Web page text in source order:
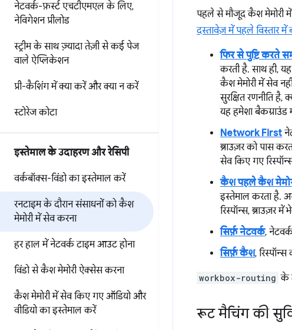
नेटवर्क-फ़र्स्ट एचटीएमएल के लिए,
नेविगेशन प्रीलोड
स्ट्रीम के साथ ज़्यादा तेज़ी से कई पेज
वाले ऐप्लिकेशन
प्री-कैशिंग में क्या करें और क्या न करें
स्टोरेज कोटा
इस्तेमाल के उदाहरण और रेसिपी
वर्कबॉक्स-विंडो का इस्तेमाल करें
रनटाइम के दौरान संसाधनों को कैश
मेमोरी में सेव करना
हर हाल में नेटवर्क टाइम आउट होना
विंडो से कैश मेमोरी ऐक्सेस करना
कैश मेमोरी में सेव किए गए ऑडियो और
वीडियो का इस्तेमाल करें
पहले से मौजूद कैश मेमोरी
दस्तावेज़ में पहले विस्तार में
फिर से पुष्टि करते
करती है. साथ ही,
कैश मेमोरी में सेव
सुरक्षित रणनीति
यह हमेशा
Network First
ब्राउज़र को पास
सेव किए गए
कैश पहले कैश
इस्तेमाल करता है.
रिस्पॉन्स, ब्राउज़र
सिर्फ़ नेटवर्क,
सिर्फ़ कैश,
workbox-routing के
रूट मैचिंग की